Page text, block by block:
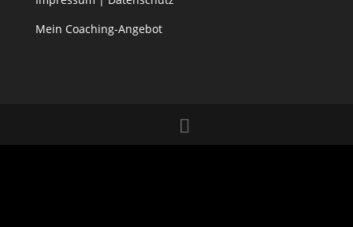
Mein Coaching-Angebot